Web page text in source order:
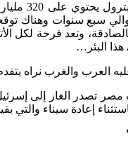
بعد
لحوالي سبع سنوات
وتعد فرحة لكل
البئر…
العرب والغرب نراه
مصر تصدر الغاز إلى
إعادة سيناء والتي